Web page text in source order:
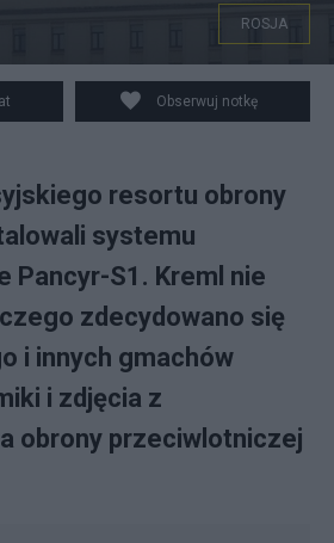
rosyjskiego MON.
ROSJA
Obserwuj notkę
resortu obrony
systemu
Pancyr-S1. Kreml nie
zdecydowano się
i innych gmachów
i zdjęcia z
obrony przeciwlotniczej